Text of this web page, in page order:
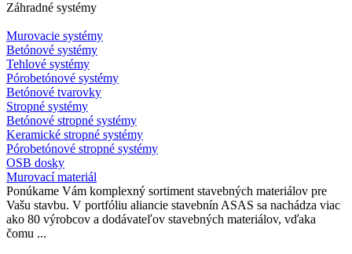
Záhradné systémy
Murovacie systémy
Betónové systémy
Tehlové systémy
Pórobetónové systémy
Betónové tvarovky
Stropné systémy
Betónové stropné systémy
Keramické stropné systémy
Pórobetónové stropné systémy
OSB dosky
Murovací materiál
Ponúkame Vám komplexný sortiment stavebných materiálov pre
Vašu stavbu. V portfóliu aliancie stavebnín ASAS sa nachádza viac
ako 80 výrobcov a dodávateľov stavebných materiálov, vďaka
čomu ...